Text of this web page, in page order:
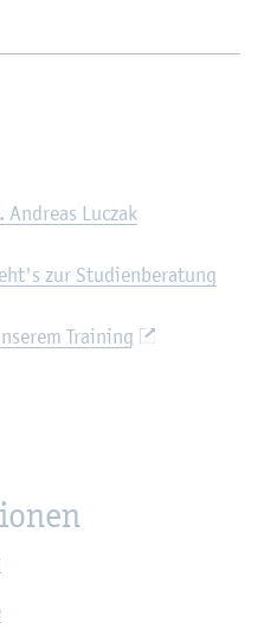
Luczak
zur Stu­di­en­be­ra­tung
Trai­ning